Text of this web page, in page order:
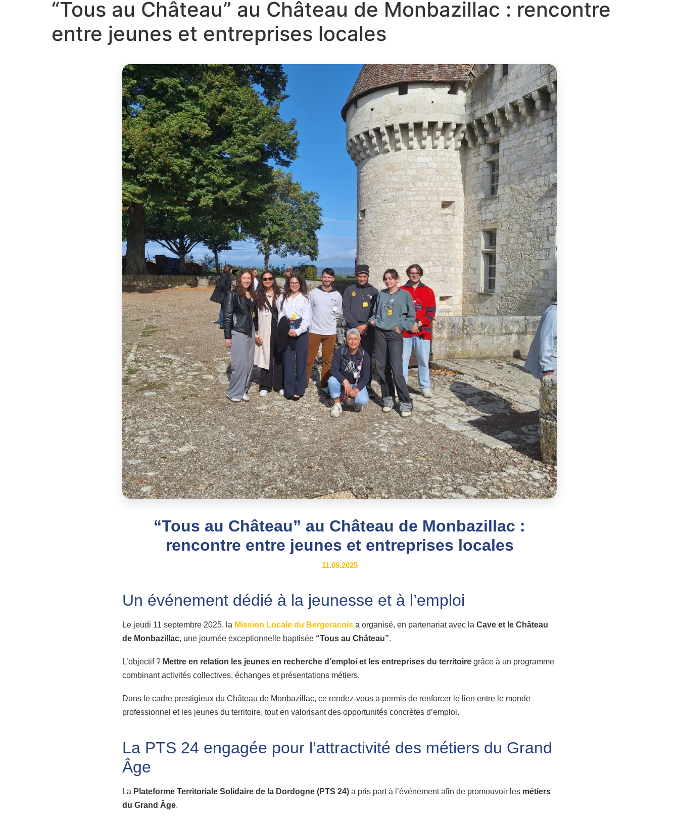
“Tous au Château” au Château de Monbazillac : rencontre
entre jeunes et entreprises locales
“Tous au Château” au Château de Monbazillac :
rencontre entre jeunes et entreprises locales
11.09.2025
Un événement dédié à la jeunesse et à l’emploi
Le jeudi 11 septembre 2025, la Mission Locale du Bergeracois a organisé, en partenariat avec la Cave et le Château
de Monbazillac, une journée exceptionnelle baptisée “Tous au Château”.
L’objectif ? Mettre en relation les jeunes en recherche d’emploi et les entreprises du territoire grâce à un programme
combinant activités collectives, échanges et présentations métiers.
Dans le cadre prestigieux du Château de Monbazillac, ce rendez-vous a permis de renforcer le lien entre le monde
professionnel et les jeunes du territoire, tout en valorisant des opportunités concrètes d’emploi.
La PTS 24 engagée pour l’attractivité des métiers du Grand
Âge
La Plateforme Territoriale Solidaire de la Dordogne (PTS 24) a pris part à l’événement afin de promouvoir les métiers
du Grand Âge.